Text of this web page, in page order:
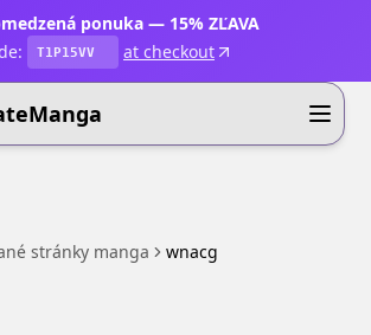
ponuka — 15% ZĽAVA
T1P15VV at checkout
stránky manga wnacg